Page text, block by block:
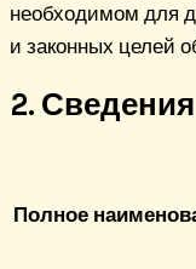
необходимом для
и законных целей
2.
Полное